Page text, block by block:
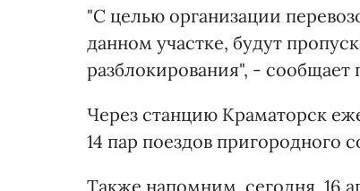
"С целью организации
данном участке, будут
разблокирования", - сообщает
Через станцию Краматорск
14 пар поездов пригородного
Также напомним, сегодня, 16